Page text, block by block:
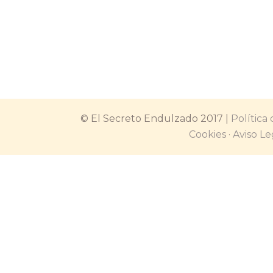
© El Secreto Endulzado 2017 | Política
Cookies· Aviso